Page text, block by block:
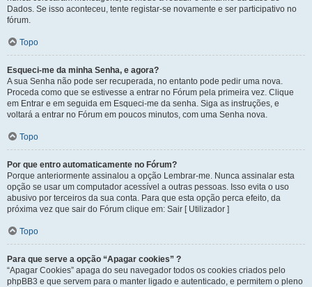
Dados. Se isso aconteceu, tente registar-se novamente e ser participativo no
fórum.
Topo
Esqueci-me da minha Senha, e agora?
A sua Senha não pode ser recuperada, no entanto pode pedir uma nova.
Proceda como que se estivesse a entrar no Fórum pela primeira vez. Clique
em Entrar e em seguida em Esqueci-me da senha. Siga as instruções, e
voltará a entrar no Fórum em poucos minutos, com uma Senha nova.
Topo
Por que entro automaticamente no Fórum?
Porque anteriormente assinalou a opção Lembrar-me. Nunca assinalar esta
opção se usar um computador acessível a outras pessoas. Isso evita o uso
abusivo por terceiros da sua conta. Para que esta opção perca efeito, da
próxima vez que sair do Fórum clique em: Sair [ Utilizador ]
Topo
Para que serve a opção “Apagar cookies” ?
“Apagar Cookies” apaga do seu navegador todos os cookies criados pelo
phpBB3 e que servem para o manter ligado e autenticado, e permitem o pleno